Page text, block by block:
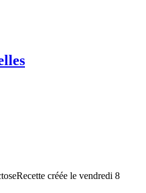
Recette créée le vendredi 8